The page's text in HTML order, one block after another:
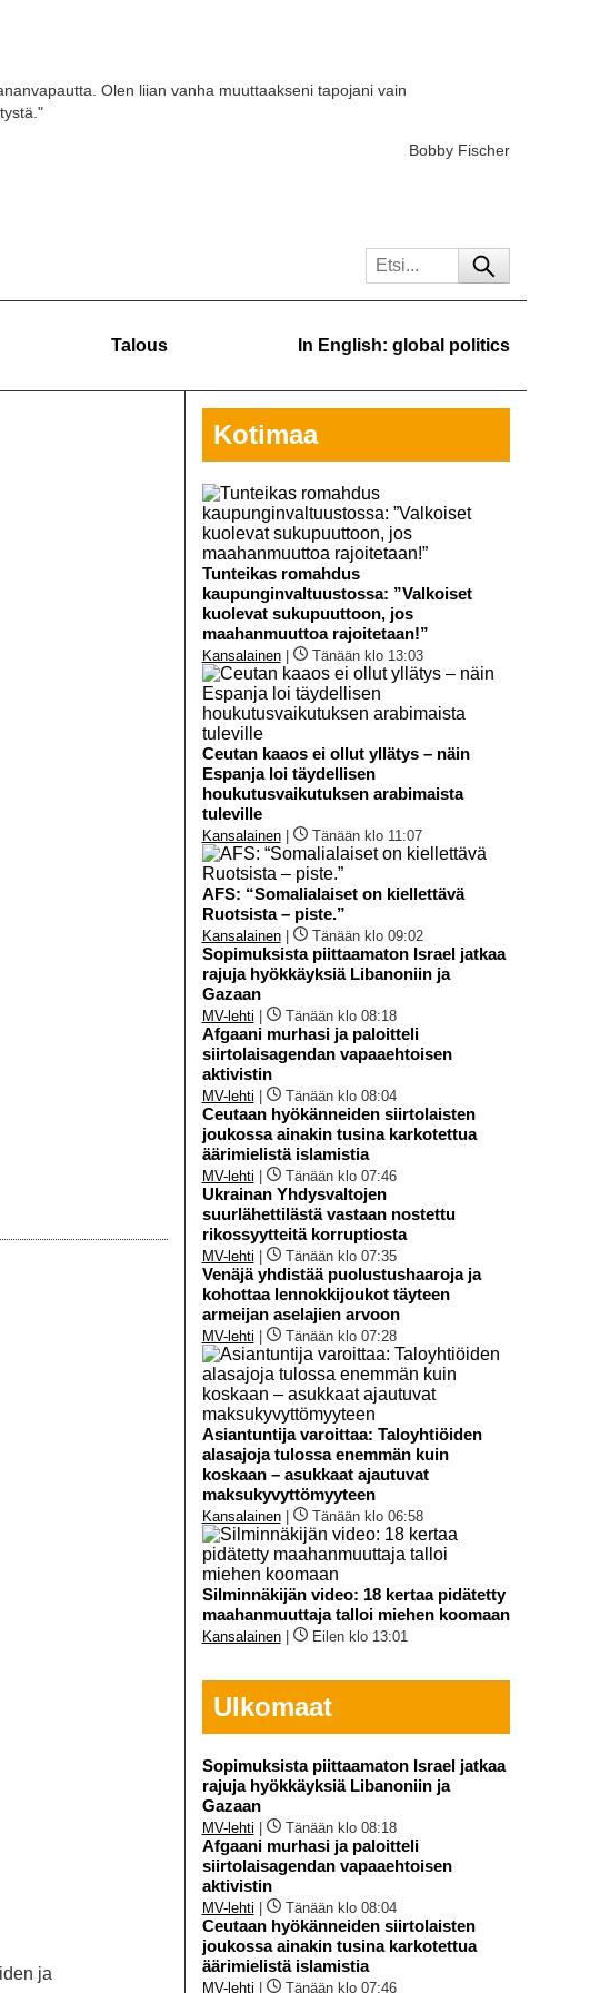
Olen liian vanha muuttaakseni tapojani vain
Bobby Fischer
Talous In English: global politics
ja
Kotimaa
Tunteikas romahdus
kaupunginvaltuustossa: ”Valkoiset
kuolevat sukupuuttoon, jos
maahanmuuttoa rajoitetaan!”
Kansalainen| Tänään klo 13:03
Ceutan kaaos ei ollut yllätys – näin
Espanja loi täydellisen
houkutusvaikutuksen arabimaista
tuleville
Kansalainen| Tänään klo 11:07
AFS: “Somalialaiset on kiellettävä
Ruotsista – piste.”
Kansalainen| Tänään klo 09:02
Sopimuksista piittaamaton Israel jatkaa
rajuja hyökkäyksiä Libanoniin ja
Gazaan
MV-lehti Tänään klo 08:18
Afgaani murhasi ja paloitteli
siirtolaisagendan vapaaehtoisen
aktivistin
MV-lehti Tänään klo 08:04
Ceutaan hyökänneiden siirtolaisten
joukossa ainakin tusina karkotettua
äärimielistä islamistia
MV-lehti Tänään klo 07:46
Ukrainan Yhdysvaltojen
suurlähettilästä vastaan nostettu
rikossyytteitä korruptiosta
MV-lehti Tänään klo 07:35
Venäjä yhdistää puolustushaaroja ja
kohottaa lennokkijoukot täyteen
armeijan aselajien arvoon
MV-lehti Tänään klo 07:28
Asiantuntija varoittaa: Taloyhtiöiden
alasajoja tulossa enemmän kuin
koskaan – asukkaat ajautuvat
maksukyvyttömyyteen
Kansalainen| Tänään klo 06:58
Silminnäkijän video: 18 kertaa pidätetty
maahanmuuttaja talloi miehen koomaan
Kansalainen| Eilen klo 13:01
Ulkomaat
Sopimuksista piittaamaton Israel jatkaa
rajuja hyökkäyksiä Libanoniin ja
Gazaan
MV-lehti Tänään klo 08:18
Afgaani murhasi ja paloitteli
siirtolaisagendan vapaaehtoisen
aktivistin
MV-lehti Tänään klo 08:04
Ceutaan hyökänneiden siirtolaisten
joukossa ainakin tusina karkotettua
äärimielistä islamistia
MV-lehti Tänään klo 07:46